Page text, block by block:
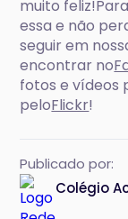
muito
essa e não
seguir em
encontrar no
fotos e vídeos
peloFlickr!
Publicado por:
Colégio